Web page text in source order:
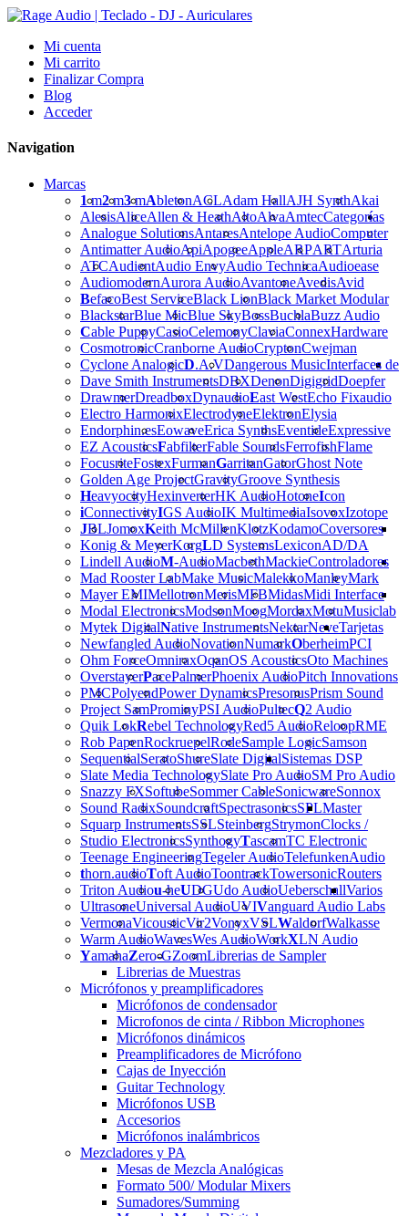
Mi cuenta
Mi carrito
Finalizar Compra
Blog
Acceder
Navigation
Marcas
1m2m3mAbletonACLAdam HallAJH SynthAkai
AlesisAliceAllen & HeathAltoAlvaAmtec
Analogue SolutionsAntaresAntelope Audio
Antimatter AudioApiApogeeAppleARPARTArturia
ATCAudientAudio EnvyAudio TechnicaAudioease
AudiomodernAurora AudioAvantoneAvedisAvid
BefacoBest ServiceBlack LionBlack Market Modular
BlackstarBlue MicBlue SkyBossBuchlaBuzz Audio
Cable PuppyCasioCelemonyClaviaConnex
CosmotronicCranborne AudioCryptonCwejman
Cyclone AnalogicD.A.VDangerous Music
Dave Smith InstrumentsDBXDenonDigigridDoepfer
DrawmerDreadboxDynaudioEast WestEcho Fix
Electro HarmonixElectrodyneElektronElysia
Endorphin.esEowaveErica SynthsEventideExpressive
EZ AcousticsFabfilterFable SoundsFerrofishFlame
FocusriteFostexFurmanGarritanGatorGhost Note
Golden Age ProjectGravityGroove Synthesis
HeavyocityHexinverterHK AudioHotoneIcon
iConnectivityIGS AudioIK MultimediaIsovoxIzotope
JBLJomoxKeith McMillenKlotzKodamo
Konig & MeyerKorgLD SystemsLexicon
Lindell AudioM-AudioMacbethMackie
Mad Rooster LabMake MusicMalekkoManleyMark
Mayer EMIMellotronMerisMFBMidas
Modal ElectronicsModsonMoogMordaxMotuMusiclab
Mytek DigitalNative InstrumentsNektarNeve
Newfangled AudioNovationNumarkOberheim
Ohm ForceOmniraxOqanOS AcousticsOto Machines
OverstayerPacePalmerPhoenix AudioPitch Innovations
PMCPolyendPower DynamicsPresonusPrism Sound
Project SamProminyPSI AudioPultecQ2 Audio
Quik LokRebel TechnologyRed5 AudioReloopRME
Rob PapenRockruepelRodeSample LogicSamson
SequentialSeratoShureSlate Digital
Slate Media TechnologySlate Pro AudioSM Pro Audio
Snazzy FXSoftubeSommer CableSonicwareSonnox
Sound RadixSoundcraftSpectrasonicsSPL
Squarp InstrumentsSSLSteinbergStrymon
Studio ElectronicsSynthogyTascamTC Electronic
Teenage EngineeringTegeler AudioTelefunken
thorn.audioToft AudioToontrackTowersonic
Triton Audiou-heUDGUdo AudioUeberschall
UltrasoneUniversal AudioUVIVanguard Audio Labs
VermonaVicousticVir2VonyxVSLWaldorfWalkasse
Warm AudioWavesWes AudioWorkXLN Audio
YamahaZero-GZoom
Categorías
Computer
Hardware
Interfaces de
audio
Coversores
AD/DA
Controladores
Midi Interface
Tarjetas
PCI
Sistemas DSP
Master
Clocks /
Audio
Routers
Varios
Librerias de Sampler
Librerias de Muestras
Micrófonos y preamplificadores
Micrófonos de condensador
Microfonos de cinta / Ribbon Microphones
Micrófonos dinámicos
Preamplificadores de Micrófono
Cajas de Inyección
Guitar Technology
Micrófonos USB
Accesorios
Micrófonos inalámbricos
Mezcladores y PA
Mesas de Mezcla Analógicas
Formato 500/ Modular Mixers
Sumadores/Summing